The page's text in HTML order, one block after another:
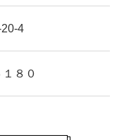
4
８０